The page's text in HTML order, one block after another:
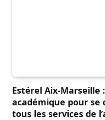
Estérel Aix-
académique pour
tous les services de